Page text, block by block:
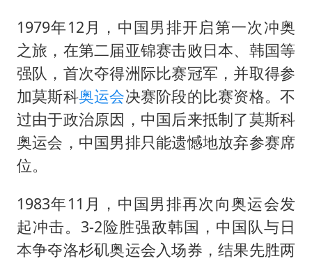
今日立秋你咬秋了吗
夯实基础开新局
1979年12月，中国男排开启第一次冲奥
之旅，在第二届亚锦赛击败日本、韩国等
强队，首次夺得洲际比赛冠军，并取得参
加莫斯科奥运会决赛阶段的比赛资格。不
过由于政治原因，中国后来抵制了莫斯科
奥运会，中国男排只能遗憾地放弃参赛席
位。
1983年11月，中国男排再次向奥运会发
起冲击。3-2险胜强敌韩国，中国队与日
本争夺洛杉矶奥运会入场券，结果先胜两